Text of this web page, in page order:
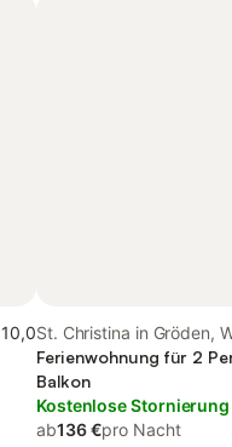
10,0St. Christina in Gröden,
Dolomiten
Ferienwohnung für 2
Balkon
Kostenlose Stornierung
ab136 €pro Nacht